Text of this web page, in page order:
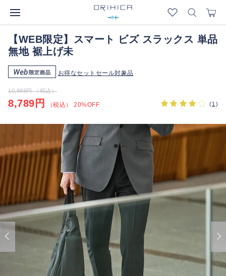
【WEB限定】スマート ビズ スラックス 単品
無地 裾上げ未
お得なセットセール対象品
10,989円 （税込）
8,789円 （税込） 20%OFF (1 )